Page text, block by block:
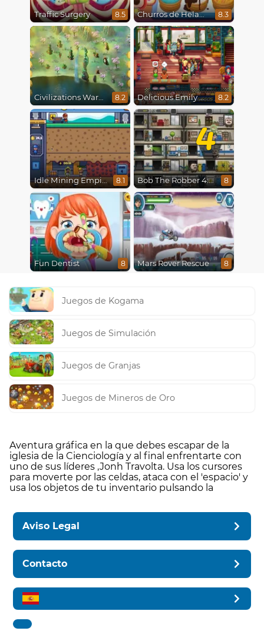
Traffic Surgery 8.5 Churros de Helado 8.3
Civilizations Wars Master Edition 8.2 Delicious Emily New Beginning 8.2
Idle Mining Empire 8.1
4
Bob The Robber 4: Season 2 Russia 8
Fun Dentist 8 Mars Rover Rescue 8
Juegos de Kogama
Juegos de Simulación
Juegos de Granjas
Juegos de Mineros de Oro
Aventura gráfica en la que debes escapar de la
iglesia de la Cienciología y al final enfrentarte con
uno de sus líderes ,Jonh Travolta. Usa los cursores
para moverte por las celdas, ataca con el 'espacio' y
usa los objetos de tu inventario pulsando la
Aviso Legal
Contacto